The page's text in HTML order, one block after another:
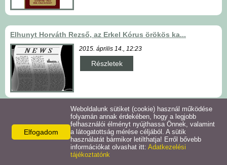
Elhunyt Horváth Rezső, az Erkel Kórus örökös ka...
2015. április 14., 12:23
Részletek
Emlékkoncert Horváth Rezső karnagy és pedagógus...
2015. március 19., 18:00
Részletek
Elfogadom
Weboldalunk sütiket (cookie) használ működése
folyamán annak érdekében, hogy a legjobb
felhasználói élményt nyújthassa Önnek, valamint
a látogatottság mérése céljából. A sütik
használatát bármikor letilthatja! Erről bővebb
információkat olvashat itt: Adatkezelési
tájékoztatónk